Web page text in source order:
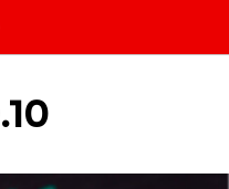
.10